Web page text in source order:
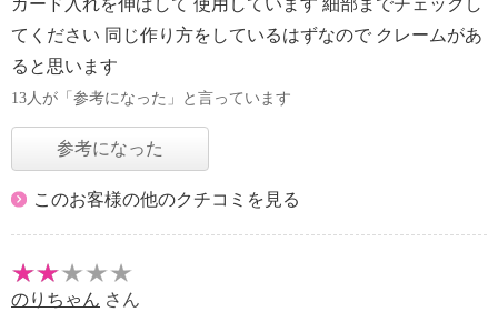
カード入れを伸ばして 使用しています 細部までチェックし
てください 同じ作り方をしているはずなので クレームがあ
ると思います
13人が「参考になった」と言っています
参考になった
このお客様の他のクチコミを見る
のりちゃん さん